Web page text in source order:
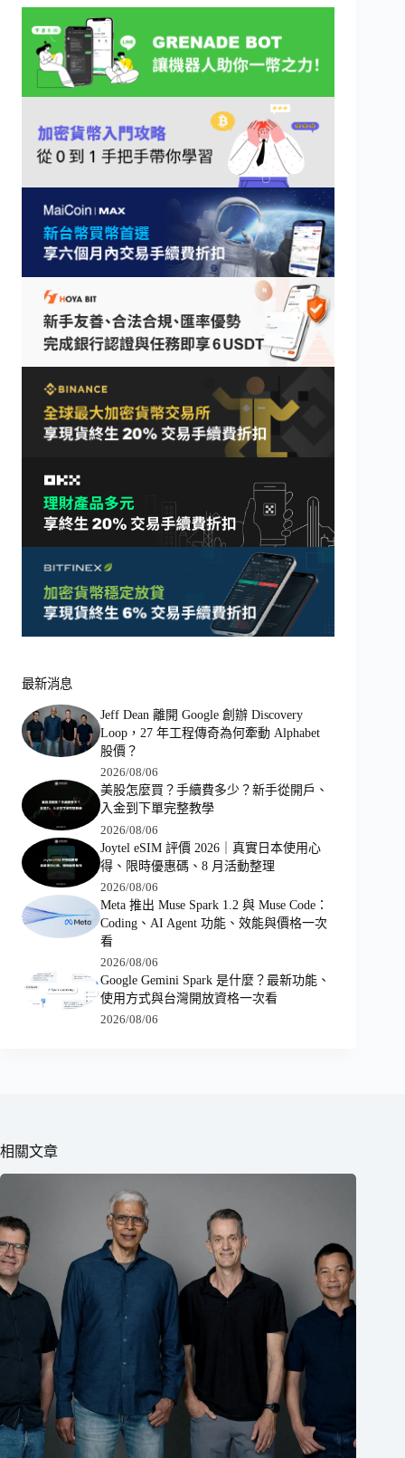
最新消息
Jeff Dean 離開 Google 創辦 Discovery
Loop，27 年工程傳奇為何牽動 Alphabet
股價？
2026/08/06
美股怎麼買？手續費多少？新手從開戶、
入金到下單完整教學
2026/08/06
Joytel eSIM 評價 2026｜真實日本使用心
得、限時優惠碼、8 月活動整理
2026/08/06
Meta 推出 Muse Spark 1.2 與 Muse Code：
Coding、AI Agent 功能、效能與價格一次
看
2026/08/06
Google Gemini Spark 是什麼？最新功能、
使用方式與台灣開放資格一次看
2026/08/06
相關文章